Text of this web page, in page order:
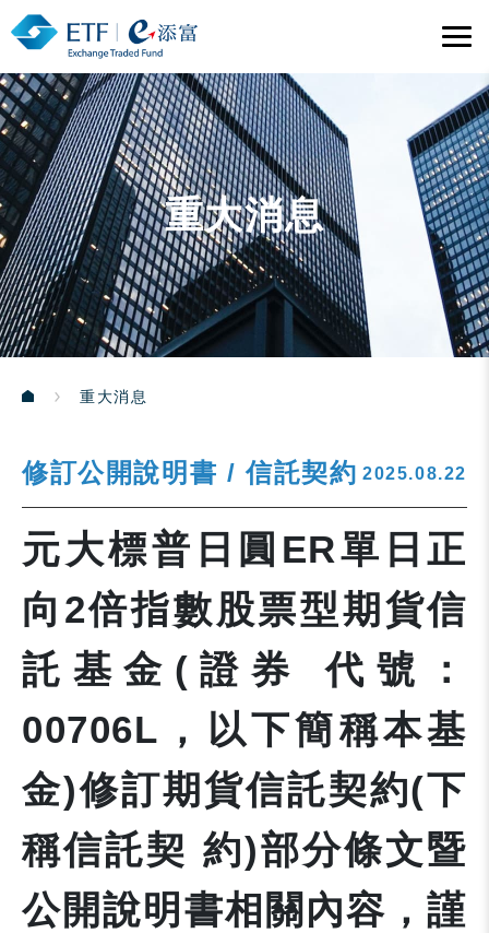
重大消息
重大消息
修訂公開說明書 / 信託契約 2025.08.22
元大標普日圓ER單日正
向2倍指數股票型期貨信
託基金(證券 代號：
00706L，以下簡稱本基
金)修訂期貨信託契約(下
稱信託契 約)部分條文暨
公開說明書相關內容，謹